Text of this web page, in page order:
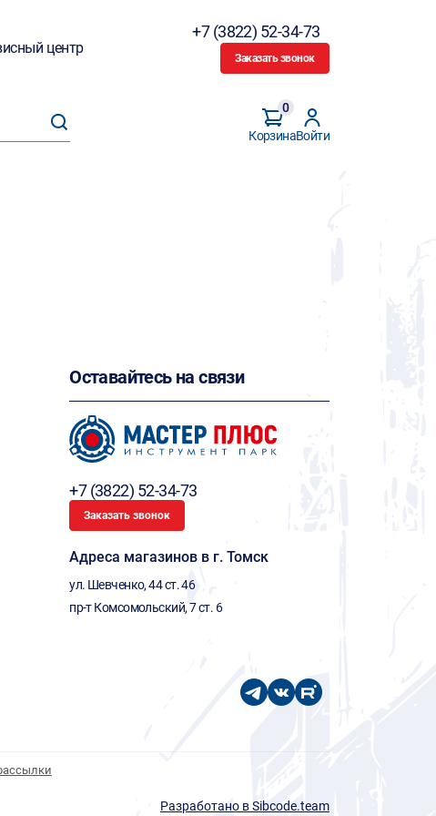
центр
+7 (3822) 52-34-73
Заказать звонок
Корзина
0
Войти
Оставайтесь на связи
+7 (3822) 52-34-73
Заказать звонок
Адреса магазинов в г. Томск
ул. Шевченко, 44 ст. 46
пр-т Комсомольский, 7 ст. 6
Разработано в Sibcode.team